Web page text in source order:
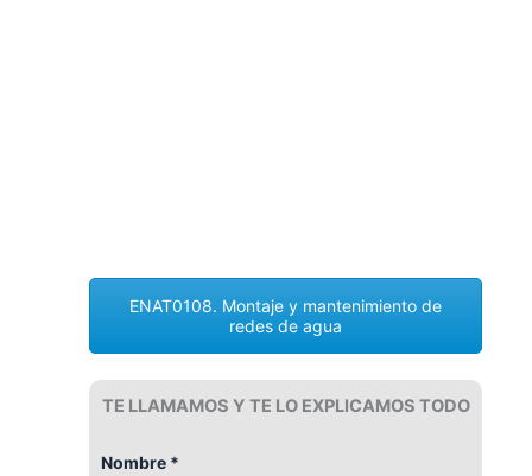
ENAT0108. Montaje y mantenimiento de
redes de agua
TE LLAMAMOS Y TE LO EXPLICAMOS TODO
Nombre *